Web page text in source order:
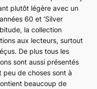
plutôt légère avec un
60 et ‘Silver
la collection
aux lecteurs, surtout
De plus tous les
sont aussi présentés
peu de choses sont à
beaucoup de